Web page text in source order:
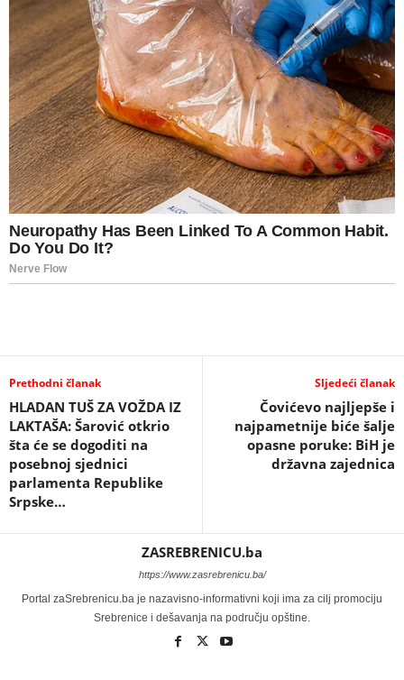
Prethodni članak
HLADAN TUŠ ZA VOŽDA IZ
LAKTAŠA: Šarović otkrio
šta će se dogoditi na
posebnoj sjednici
parlamenta Republike
Srpske…
Sljedeći članak
Čovićevo najljepše i
najpametnije biće šalje
opasne poruke: BiH je
državna zajednica
ZASREBRENICU.ba
https://www.zasrebrenicu.ba/
Portal zaSrebrenicu.ba je nazavisno-informativni koji ima za cilj promociju
Srebrenice i dešavanja na području opštine.